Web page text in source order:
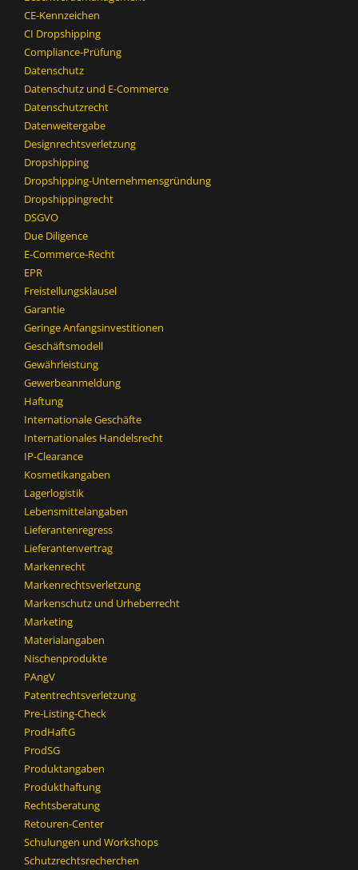
CE-Kennzeichen
CI Dropshipping
Compliance-Prüfung
Datenschutz
Datenschutz und E-Commerce
Datenschutzrecht
Datenweitergabe
Designrechtsverletzung
Dropshipping
Dropshipping-Unternehmensgründung
Dropshippingrecht
DSGVO
Due Diligence
E-Commerce-Recht
EPR
Freistellungsklausel
Garantie
Geringe Anfangsinvestitionen
Geschäftsmodell
Gewährleistung
Gewerbeanmeldung
Haftung
Internationale Geschäfte
Internationales Handelsrecht
IP-Clearance
Kosmetikangaben
Lagerlogistik
Lebensmittelangaben
Lieferantenregress
Lieferantenvertrag
Markenrecht
Markenrechtsverletzung
Markenschutz und Urheberrecht
Marketing
Materialangaben
Nischenprodukte
PAngV
Patentrechtsverletzung
Pre-Listing-Check
ProdHaftG
ProdSG
Produktangaben
Produkthaftung
Rechtsberatung
Retouren-Center
Schulungen und Workshops
Schutzrechtsrecherchen